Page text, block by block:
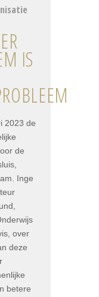
IS
2023 de
de
Inge
over
deze
betere